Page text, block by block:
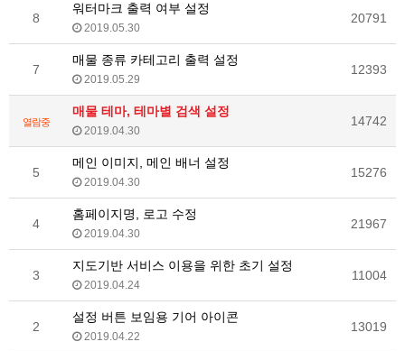
8
워터마크 출력 여부 설정
2019.05.30
20791
7
매물 종류 카테고리 출력 설정
2019.05.29
12393
열람중
매물 테마, 테마별 검색 설정
2019.04.30
14742
5
메인 이미지, 메인 배너 설정
2019.04.30
15276
4
홈페이지명, 로고 수정
2019.04.30
21967
3
지도기반 서비스 이용을 위한 초기 설정
2019.04.24
11004
2
설정 버튼 보임용 기어 아이콘
2019.04.22
13019